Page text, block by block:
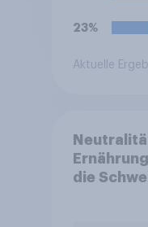
23%
Aktuelle
die